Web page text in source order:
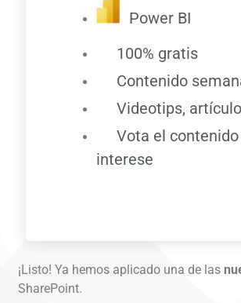
Power BI
100% gratis
Contenido
Videotips,
Vota el
interese
¡Listo! Ya hemos aplicado una de las
SharePoint.